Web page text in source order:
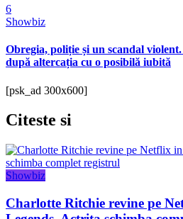
6
Showbiz
Obregia, poliție și un scandal
după altercația cu o posibilă iubită
[psk_ad 300x600]
Citeste si
Showbiz
Charlotte Ritchie revine pe